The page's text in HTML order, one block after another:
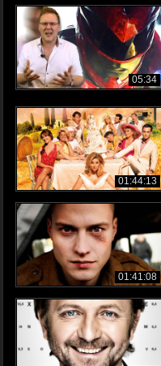
05:34
01:44:13
01:41:08